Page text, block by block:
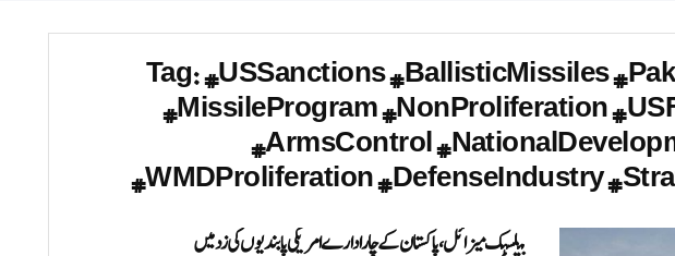
Tag:#USSanctions #BallisticMissiles
#MissileProgram #NonProliferation
#ArmsControl
#WMDProliferation #DefenseIndustry
بیلسٹک میزائل، پاکستان کے چار ادارے امریکی پابندیوں کی زد میں